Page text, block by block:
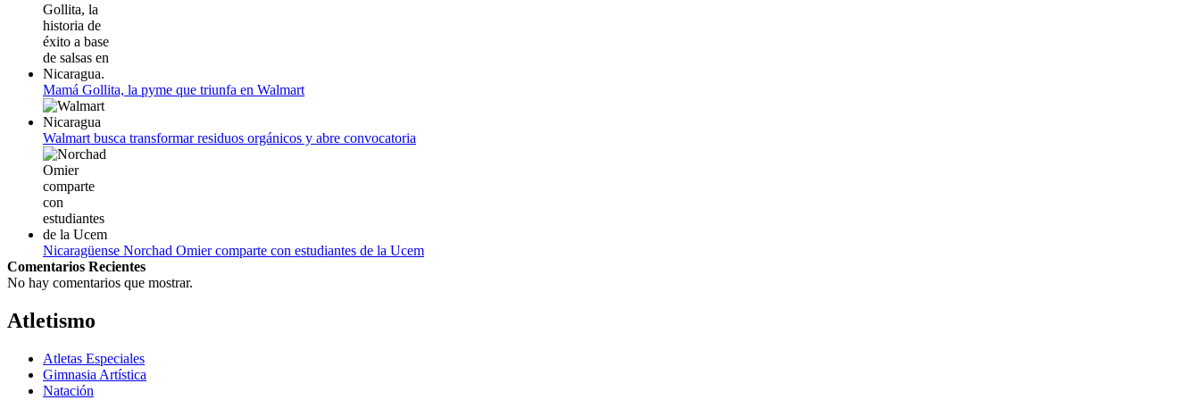
Mamá Gollita, la pyme que triunfa en Walmart
Walmart busca transformar residuos orgánicos y abre convocatoria
Nicaragüense Norchad Omier comparte con estudiantes de la Ucem
Comentarios Recientes
No hay comentarios que mostrar.
Atletismo
Atletas Especiales
Gimnasia Artística
Natación​